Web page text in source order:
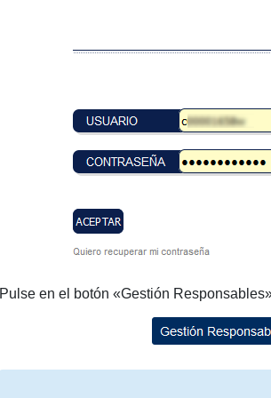
Pulse en el botón «Gestión